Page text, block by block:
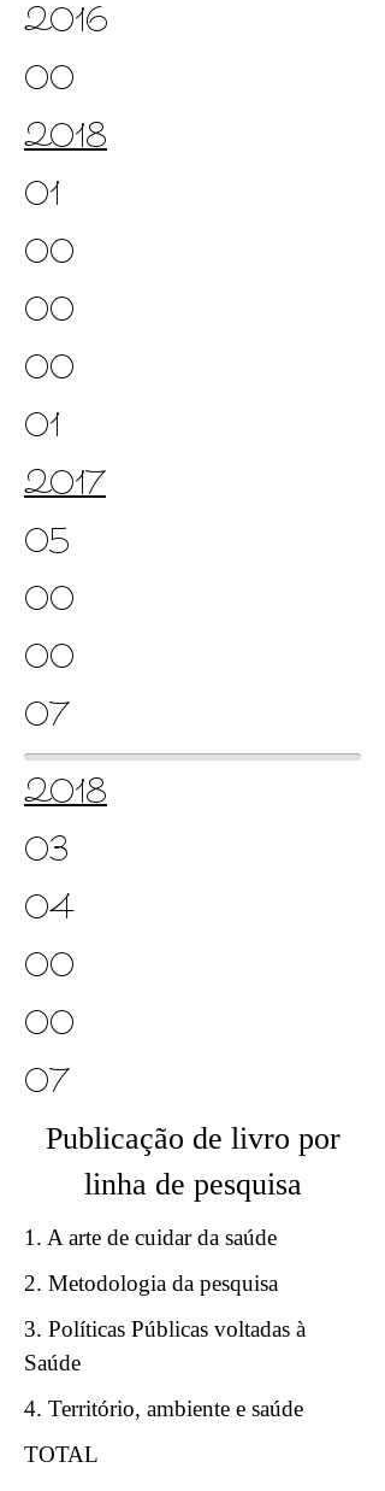
2016
00
2018
01
00
00
00
01
2017
05
00
00
07
2018
03
04
00
00
07
Publicação de livro por
linha de pesquisa
1. A arte de cuidar da saúde
2. Metodologia da pesquisa
3. Políticas Públicas voltadas à
Saúde
4. Território, ambiente e saúde
TOTAL